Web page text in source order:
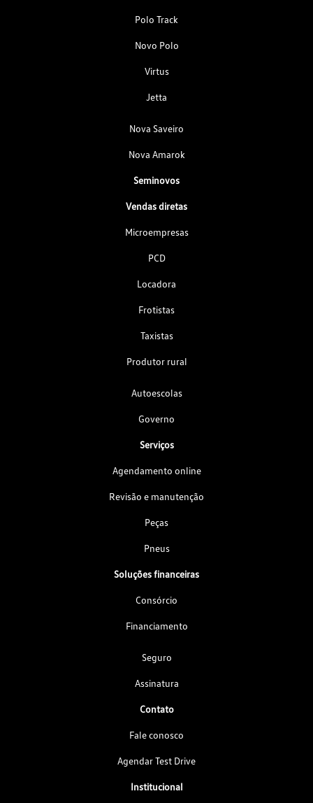
Polo Track
Novo Polo
Virtus
Jetta
Nova Saveiro
Nova Amarok
Seminovos
Vendas diretas
Microempresas
PCD
Locadora
Frotistas
Taxistas
Produtor rural
Autoescolas
Governo
Serviços
Agendamento online
Revisão e manutenção
Peças
Pneus
Soluções financeiras
Consórcio
Financiamento
Seguro
Assinatura
Contato
Fale conosco
Agendar Test Drive
Institucional